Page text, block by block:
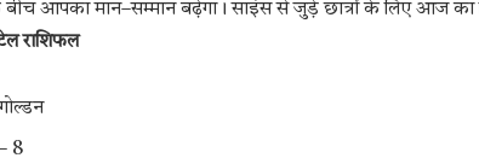
आपका मान–सम्मान बढ़ेगा। साइंस से जुड़े छात्रों के लिए आज
राशिफल
8